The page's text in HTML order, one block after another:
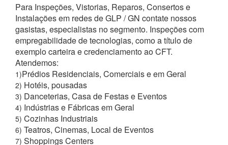
Para Inspeções, Vistorias, Reparos, Consertos e
Instalações em redes de GLP / GN contate nossos
gasistas, especialistas no segmento. Inspeções com
empregabilidade de tecnologias, como a título de
exemplo carteira e credenciamento ao CFT.
Atendemos:
1)Prédios Residenciais, Comerciais e em Geral
2) Hotéis, pousadas
3) Danceterias, Casa de Festas e Eventos
4) Indústrias e Fábricas em Geral
5) Cozinhas Industriais
6) Teatros, Cinemas, Local de Eventos
7) Shoppings Centers